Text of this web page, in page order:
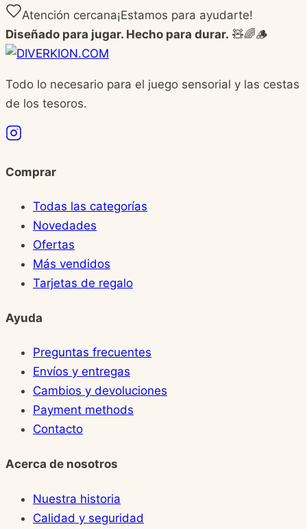
Atención cercana¡Estamos para ayudarte!
Diseñado para jugar. Hecho para durar. 🧸🌈🪵
Todo lo necesario para el juego sensorial y las cestas
de los tesoros.
Comprar
Todas las categorías
Novedades
Ofertas
Más vendidos
Tarjetas de regalo
Ayuda
Preguntas frecuentes
Envíos y entregas
Cambios y devoluciones
Payment methods
Contacto
Acerca de nosotros
Nuestra historia
Calidad y seguridad